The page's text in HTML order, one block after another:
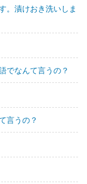
。漬けおき洗いしま
でなんて言うの？
言うの？